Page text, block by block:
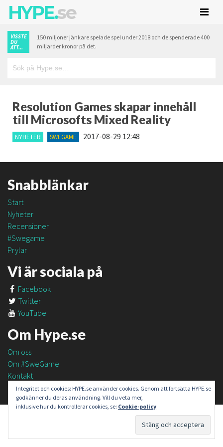
HYPE.se
VISSTE
DU
ATT...
150 miljoner jänkare spelade spel under 2018 och de spenderade 400
miljarder kronor på det.
Resolution Games skapar innehåll
till Microsofts Mixed Reality
NYHETER SWEGAME 2017-08-29 12:48
Snabblänkar
Start
Nyheter
Recensioner
#Swegame
Prylar
Vi är sociala på
Facebook
Twitter
YouTube
Om Hype.se
Om oss
Om #SweGame
Kontakt
Integritet och cookies: HYPE.se använder cookies. Genom att fortsätta HYPE.se
godkänner du deras användning. Vill du veta mer,
inklusive hur du kontrollerar cookies, se: Cookie-policy